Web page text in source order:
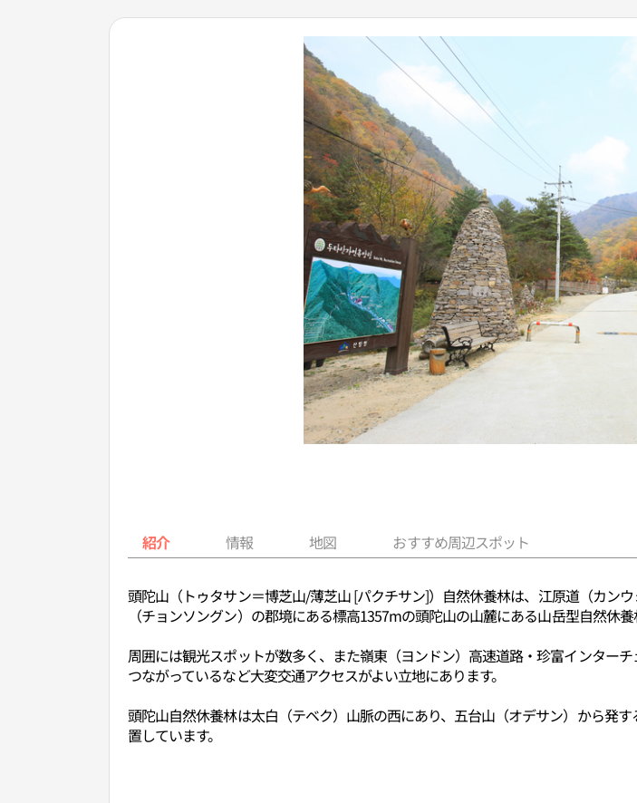
紹介 情報 地図 おすすめ周辺スポット
頭陀山（トゥタサン＝博芝山/薄芝山 [パクチサン]）自然休養林は、江原道（カン
（チョンソングン）の郡境にある標高1357mの頭陀山の山麓にある山岳型自然休養
周囲には観光スポットが数多く、また嶺東（ヨンドン）高速道路・珍富インター
つながっているなど大変交通アクセスがよい立地にあります。
頭陀山自然休養林は太白（テベク）山脈の西にあり、五台山（オデサン）から発
置しています。